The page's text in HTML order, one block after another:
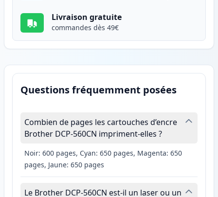
Livraison gratuite
commandes dès 49€
Questions fréquemment posées
Combien de pages les cartouches d’encre
Brother DCP-560CN impriment-elles ?
Noir: 600 pages, Cyan: 650 pages, Magenta: 650
pages, Jaune: 650 pages
Le Brother DCP-560CN est-il un laser ou un